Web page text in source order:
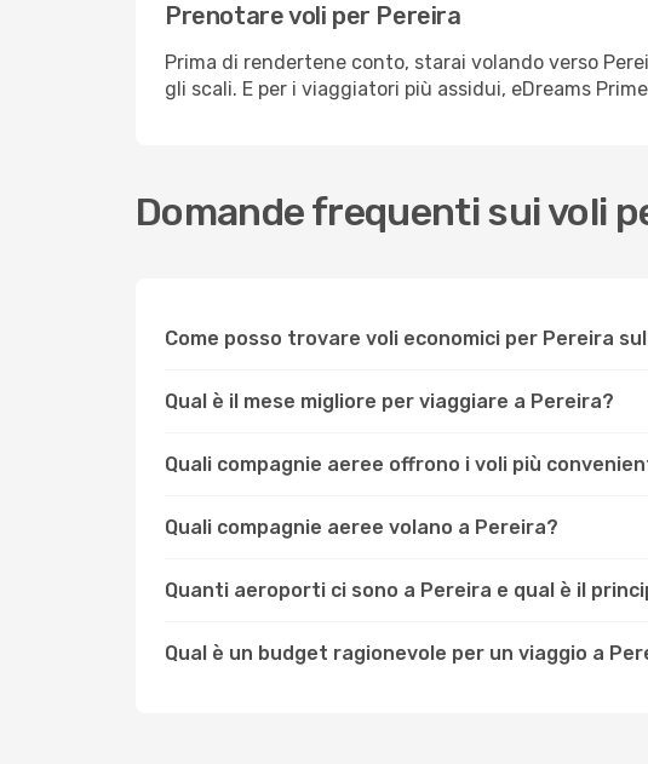
Prenotare voli per Pereira
Prima di rendertene conto, starai volando verso
gli scali. E per i viaggiatori più assidui, eDreams
Domande frequenti sui voli
Come posso trovare voli economici per Pereira
Qual è il mese migliore per viaggiare a Pereira?
Quali compagnie aeree offrono i voli più
Quali compagnie aeree volano a Pereira?
Quanti aeroporti ci sono a Pereira e qual è il
Qual è un budget ragionevole per un viaggio a